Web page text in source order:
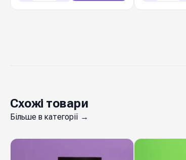
Схожі товари
Більше в категорії →